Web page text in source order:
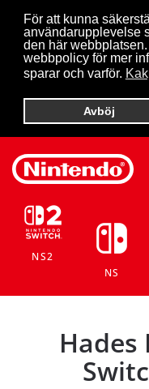
För att kunna
användarupplevelse
den här
webbpolicy för mer
sparar och varför.
Avböj
Skip to main
NS2
NS
Hades